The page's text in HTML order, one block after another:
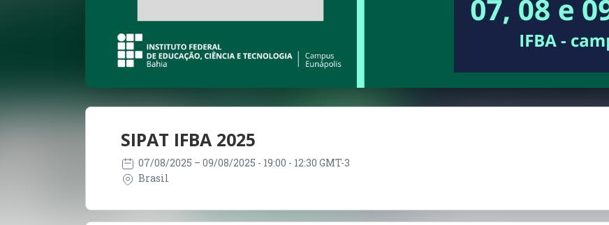
SIPAT IFBA 2025
07/08/2025 – 09/08/2025 - 19:00 - 12:30 GMT-3
Brasil